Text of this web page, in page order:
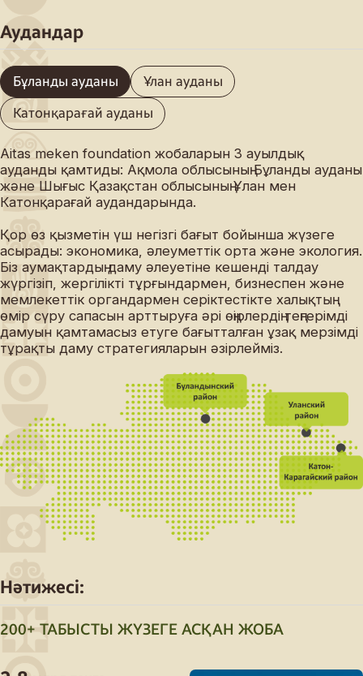
Аудандар
Бұланды ауданы
Ұлан ауданы
Катонқарағай ауданы
Аitas meken foundation жобаларын 3 ауылдық
ауданды қамтиды: Ақмола облысының Бұланды ауданы
және Шығыс Қазақстан облысының Ұлан мен
Катонқарағай аудандарында.
Қор өз қызметін үш негізгі бағыт бойынша жүзеге
асырады: экономика, әлеуметтік орта және экология.
Біз аумақтардың даму әлеуетіне кешенді талдау
жүргізіп, жергілікті тұрғындармен, бизнеспен және
мемлекеттік органдармен серіктестікте халықтың
өмір сүру сапасын арттыруға әрі өңірлердің теңгерімді
дамуын қамтамасыз етуге бағытталған ұзақ мерзімді
тұрақты даму стратегияларын әзірлейміз.
Нәтижесі:
200+ ТАБЫСТЫ ЖҮЗЕГЕ АСҚАН ЖОБА